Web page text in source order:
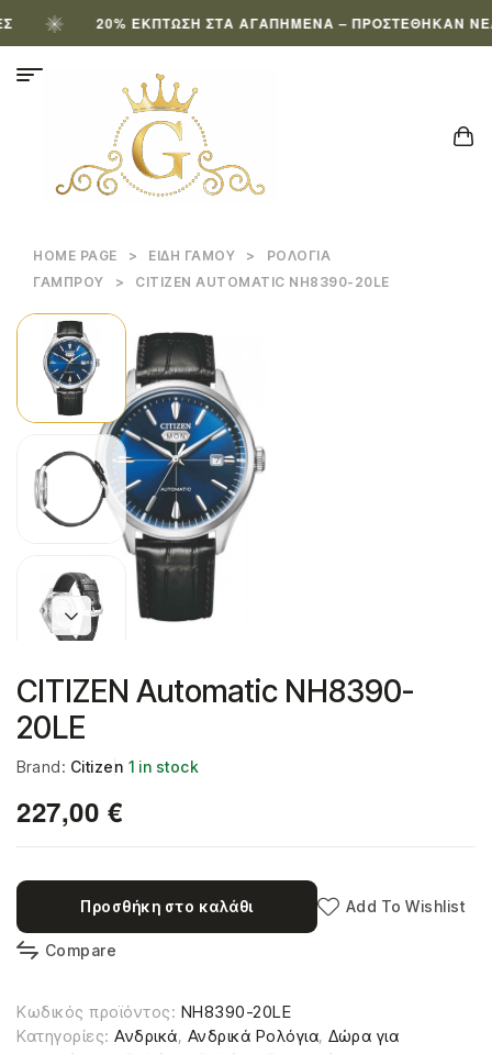
20% ΈΚΠΤΩΣΗ ΣΤΑ ΑΓΑΠΗΜΈΝΑ – ΠΡΟΣΤΈΘΗΚΑΝ ΝΈΑ
HOME PAGE > ΕΊΔΗ ΓΆΜΟΥ >
ΡΟΛΌΓΙΑ
ΓΑΜΠΡΟΎ
> CITIZEN AUTOMATIC NH8390-20LE
CITIZEN Automatic NH8390-
20LE
Brand: Citizen 1 in stock
227,00 €
Προσθήκη στο καλάθι Add To Wishlist
Compare
Κωδικός προϊόντος: NH8390-20LE
Κατηγορίες: Ανδρικά, Ανδρικά Ρολόγια, Δώρα για